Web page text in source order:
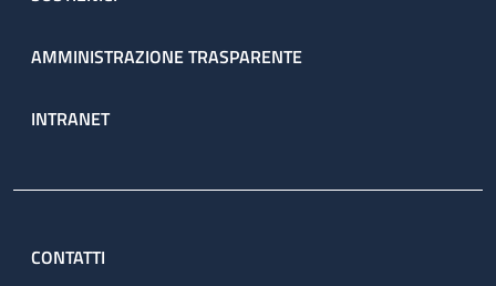
AMMINISTRAZIONE TRASPARENTE
INTRANET
CONTATTI